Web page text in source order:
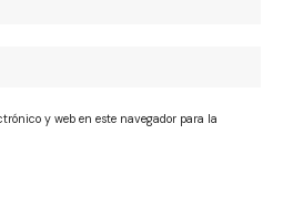
y web en este navegador para la